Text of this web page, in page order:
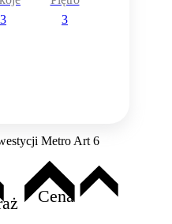
3
3
Metro Art 6
Cena